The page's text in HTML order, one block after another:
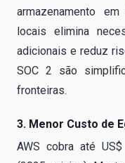
armazenamento
locais elimina
adicionais e reduz
SOC 2 são
fronteiras.
3. Menor Custo de
AWS cobra até